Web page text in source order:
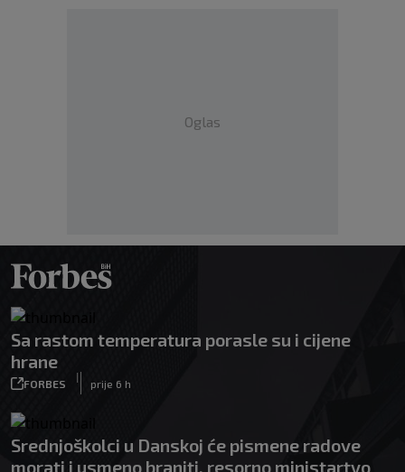
Oglas
Sa rastom temperatura porasle su i cijene
hrane
FORBES
|
prije 6 h
Srednjoškolci u Danskoj će pismene radove
morati i usmeno braniti, resorno ministartvo